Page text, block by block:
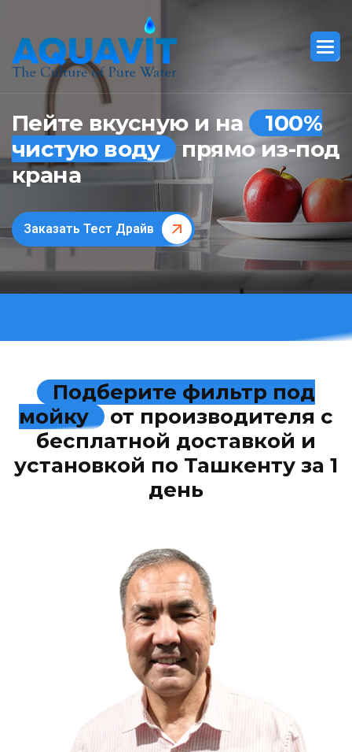
Пейте вкусную и на
100%
чистую воду прямо из-под
крана
Заказать Тест Драйв
Подберите фильтр под
мойку
от производителя с
бесплатной доставкой и
установкой по Ташкенту за 1
день